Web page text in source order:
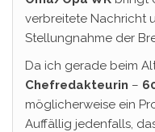
verbreitete Nachricht
Stellungnahme der
Da ich gerade beim
Chefredakteurin –
möglicherweise ein
Auffällig jedenfalls,